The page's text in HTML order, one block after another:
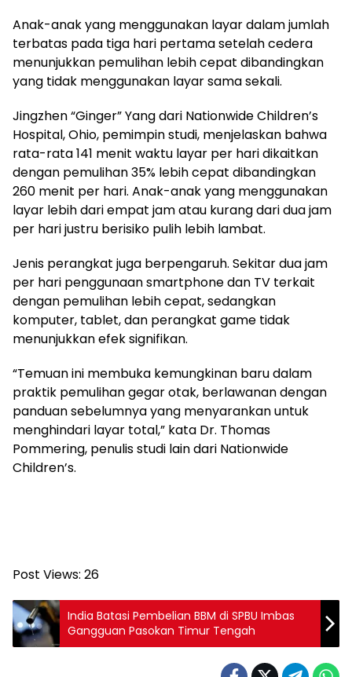
Anak-anak yang menggunakan layar dalam jumlah
terbatas pada tiga hari pertama setelah cedera
menunjukkan pemulihan lebih cepat dibandingkan
yang tidak menggunakan layar sama sekali.
Jingzhen “Ginger” Yang dari Nationwide Children’s
Hospital, Ohio, pemimpin studi, menjelaskan bahwa
rata-rata 141 menit waktu layar per hari dikaitkan
dengan pemulihan 35% lebih cepat dibandingkan
260 menit per hari. Anak-anak yang menggunakan
layar lebih dari empat jam atau kurang dari dua jam
per hari justru berisiko pulih lebih lambat.
Jenis perangkat juga berpengaruh. Sekitar dua jam
per hari penggunaan smartphone dan TV terkait
dengan pemulihan lebih cepat, sedangkan
komputer, tablet, dan perangkat game tidak
menunjukkan efek signifikan.
“Temuan ini membuka kemungkinan baru dalam
praktik pemulihan gegar otak, berlawanan dengan
panduan sebelumnya yang menyarankan untuk
menghindari layar total,” kata Dr. Thomas
Pommering, penulis studi lain dari Nationwide
Children’s.
Post Views: 26
India Batasi Pembelian BBM di SPBU Imbas
Gangguan Pasokan Timur Tengah